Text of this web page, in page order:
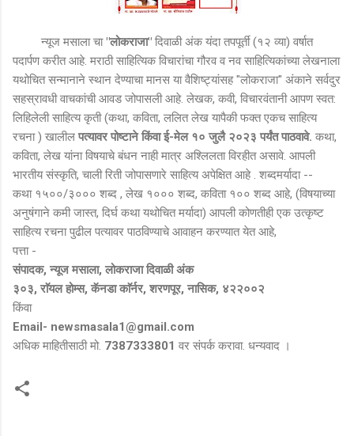
न्यूज मसाला चा"लोकराजा" दिवाळी अंक यंदा तपपूर्ती (१२ व्या) वर्षात
पदार्पण करीत आहे. मराठी साहित्यिक विचारांचा गौरव व नव साहित्यिकांच्या लेखनाला
यथोचित सन्मानाने स्थान देण्याचा मानस या वैशिष्ट्यांसह "लोकराजा" अंकाने सर्वदुर
सहस्रावधी वाचकांची आवड जोपासली आहे. लेखक, कवी, विचारवंतानी आपण स्वत:
लिहिलेली साहित्य कृती (कथा, कविता, ललित लेख यापैकी फक्त एकच साहित्य
रचना ) खालील पत्यावर पोष्टाने किंवा ई-मेल १० जुलै २०२३ पर्यंत पाठवावे. कथा,
कविता, लेख यांना विषयाचे बंधन नाही मात्र अश्लिलता विरहीत असावे. आपली
भारतीय संस्कृति, चाली रिती जोपासणारे साहित्य अपेक्षित आहे . शब्दमर्यादा --
कथा १५००/३००० शब्द , लेख १००० शब्द, कविता १०० शब्द आहे, (विषयाच्या
अनुषंगाने कमी जास्त, दिर्घ कथा यथोचित मर्यादा) आपली कोणतीही एक उत्कृष्ट
साहित्य रचना पुढील पत्यावर पाठविण्याचे आवाहन करण्यात येत आहे,
पत्ता -
संपादक, न्यूज मसाला, लोकराजा दिवाळी अंक
३०३, राॅयल होम्स, कॅनडा काॅर्नर, शरणपूर, नासिक, ४२२००२
किंवा
Email- newsmasala1@gmail.com
अधिक माहितीसाठी मो. 7387333801 वर संपर्क करावा. धन्यवाद ।